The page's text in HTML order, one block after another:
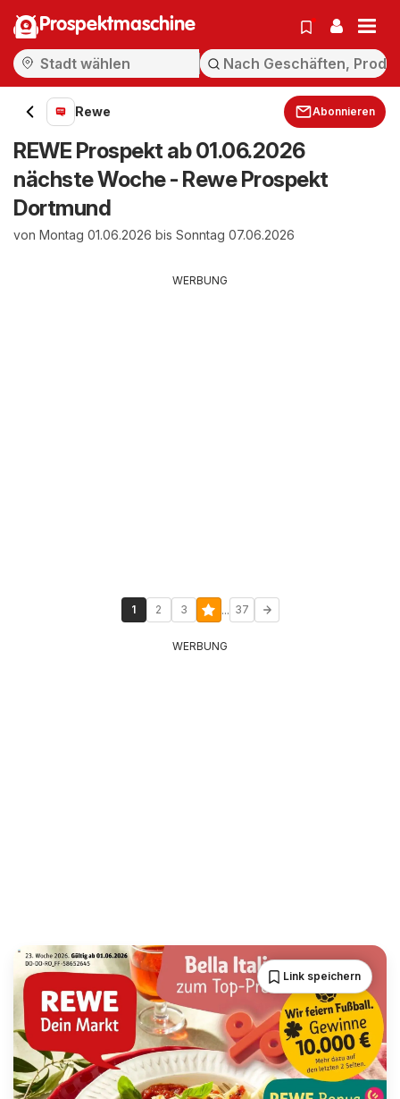
Prospektmaschine
Rewe Abonnieren
REWE Prospekt ab 01.06.2026
nächste Woche - Rewe Prospekt
Dortmund
von Montag 01.06.2026 bis Sonntag 07.06.2026
WERBUNG
1 2 3 ... 37
WERBUNG
Link speichern